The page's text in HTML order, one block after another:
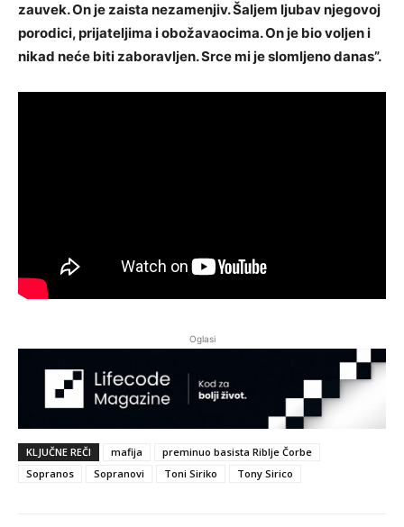
zauvek. On je zaista nezamenjiv. Šaljem ljubav njegovoj
porodici, prijateljima i obožavaocima. On je bio voljen i
nikad neće biti zaboravljen. Srce mi je slomljeno danas”.
Oglasi
KLJUČNE REČI mafija
preminuo basista Riblje Čorbe
Sopranos
Sopranovi Toni Siriko Tony Sirico